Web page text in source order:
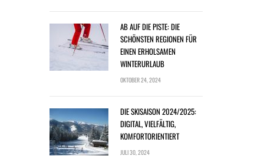
AB AUF DIE PISTE: DIE
SCHÖNSTEN REGIONEN FÜR
EINEN ERHOLSAMEN
WINTERURLAUB
OKTOBER 24, 2024
DIE SKISAISON 2024/2025:
DIGITAL, VIELFÄLTIG,
KOMFORTORIENTIERT
JULI 30, 2024